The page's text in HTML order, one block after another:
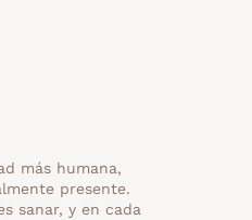
más humana,
presente.
sanar, y en cada